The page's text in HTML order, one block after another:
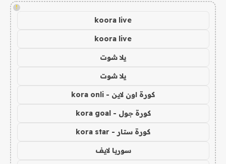
!
koora live
koora live
يلا شوت
يلا شوت
كورة اون لاين - kora onli
كورة جول - kora goal
كورة ستار - kora star
سوريا لايف